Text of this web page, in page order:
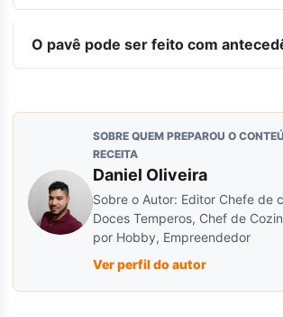
O pavê pode ser feito com
SOBRE QUEM PREPAROU O
RECEITA
Daniel Oliveira
Sobre o Autor: Editor Chefe de
Doces Temperos, Chef de
por Hobby, Empreendedor
Ver perfil do autor